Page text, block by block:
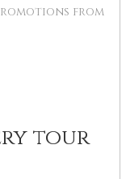
from
tour